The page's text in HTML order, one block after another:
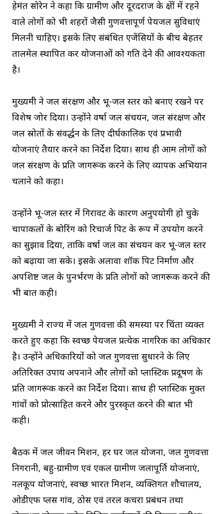
हेमंत सोरेन ने कहा कि ग्रामीण और दूरदराज के क्षेत्रों में रहने
वाले लोगों को भी शहरों जैसी गुणवत्तापूर्ण पेयजल सुविधाएं
मिलनी चाहिए। इसके लिए संबंधित एजेंसियों के बीच बेहतर
तालमेल स्थापित कर योजनाओं को गति देने की आवश्यकता
है।
मुख्यमंत्री ने जल संरक्षण और भू-जल स्तर को बनाए रखने पर
विशेष जोर दिया। उन्होंने वर्षा जल संचयन, जल संरक्षण और
जल स्रोतों के संवर्द्धन के लिए दीर्घकालिक एवं प्रभावी
योजनाएं तैयार करने का निर्देश दिया। साथ ही आम लोगों को
जल संरक्षण के प्रति जागरूक करने के लिए व्यापक अभियान
चलाने को कहा।
उन्होंने भू-जल स्तर में गिरावट के कारण अनुपयोगी हो चुके
चापाकलों के बोरिंग को रिचार्ज पिट के रूप में उपयोग करने
का सुझाव दिया, ताकि वर्षा जल का संचयन कर भू-जल स्तर
को बढ़ाया जा सके। इसके अलावा शॉक पिट निर्माण और
अपशिष्ट जल के पुनर्भरण के प्रति लोगों को जागरूक करने की
भी बात कही।
मुख्यमंत्री ने राज्य में जल गुणवत्ता की समस्या पर चिंता व्यक्त
करते हुए कहा कि स्वच्छ पेयजल प्रत्येक नागरिक का अधिकार
है। उन्होंने अधिकारियों को जल गुणवत्ता सुधारने के लिए
अतिरिक्त उपाय अपनाने और लोगों को प्लास्टिक प्रदूषण के
प्रति जागरूक करने का निर्देश दिया। साथ ही प्लास्टिक मुक्त
गांवों को प्रोत्साहित करने और पुरस्कृत करने की बात भी
कही।
बैठक में जल जीवन मिशन, हर घर जल योजना, जल गुणवत्ता
निगरानी, बहु-ग्रामीण एवं एकल ग्रामीण जलापूर्ति योजनाएं,
नलकूप योजनाएं, स्वच्छ भारत मिशन, व्यक्तिगत शौचालय,
ओडीएफ प्लस गांव, ठोस एवं तरल कचरा प्रबंधन तथा